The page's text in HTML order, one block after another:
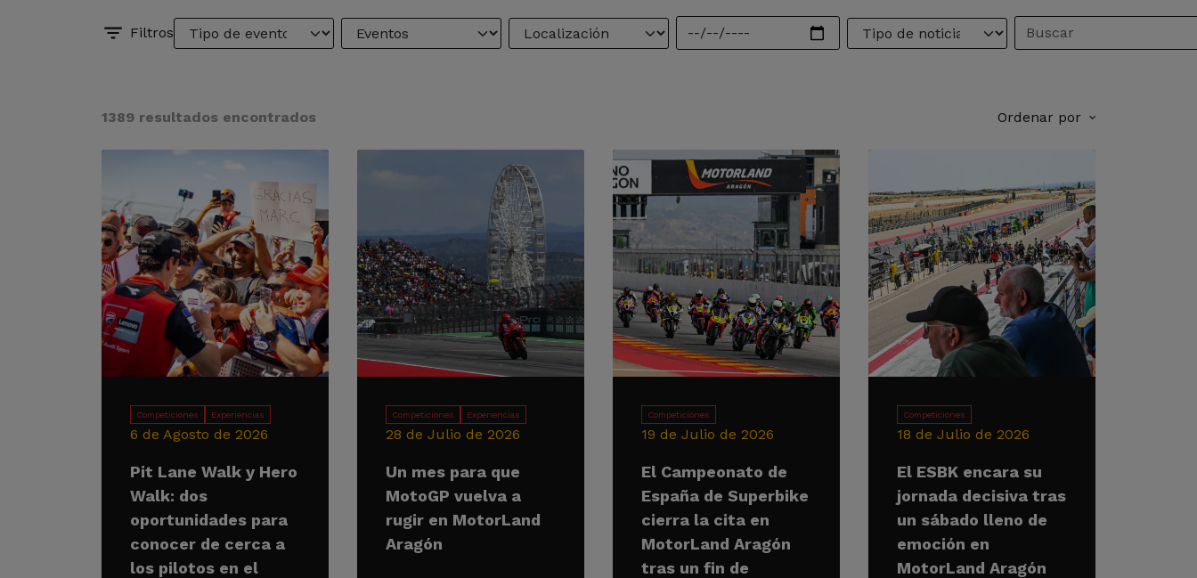
Filtros
1389 resultados encontrados Ordenar por
Competiciones Experiencias
6 de Agosto de 2026
Pit Lane Walk y Hero
Walk: dos
oportunidades para
conocer de cerca a
los pilotos en el
Competiciones Experiencias
28 de Julio de 2026
Un mes para que
MotoGP vuelva a
rugir en MotorLand
Aragón
Competiciones
19 de Julio de 2026
El Campeonato de
España de Superbike
cierra la cita en
MotorLand Aragón
tras un fin de
Competiciones
18 de Julio de 2026
El ESBK encara su
jornada decisiva tras
un sábado lleno de
emoción en
MotorLand Aragón